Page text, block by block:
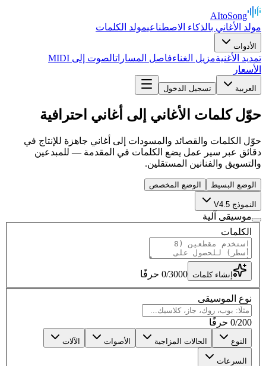
AItoSong
مولد الأغاني بالذكاء الاصطناعيمولد الكلمات
الأدوات
تمديد الأغنيةمزيل الغناءفاصل المساراتالصوت إلى MIDI
الأسعار
العربية تسجيل الدخول
حوّل كلمات الأغاني إلى أغاني احترافية
حوّل الكلمات والقصائد والمسودات إلى أغاني جاهزة للإنتاج في
دقائق عبر سير عمل يضع الكلمات في المقدمة — للمبدعين
والتسويق والفنانين المستقلين.
الوضع البسيط الوضع المخصص
النموذج V4.5
موسيقى آلية
الكلمات
إنشاء كلمات 0/3000 حرفًا
نوع الموسيقى
0/200 حرفًا
النوع الحالات المزاجية الأصوات الآلات
السرعات